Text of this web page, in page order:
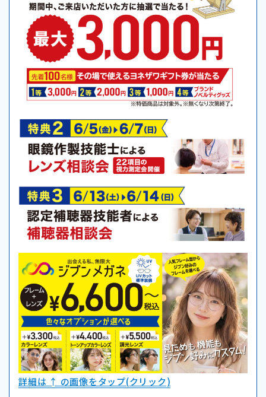
詳細は ↑ の画像をタップ(クリック)